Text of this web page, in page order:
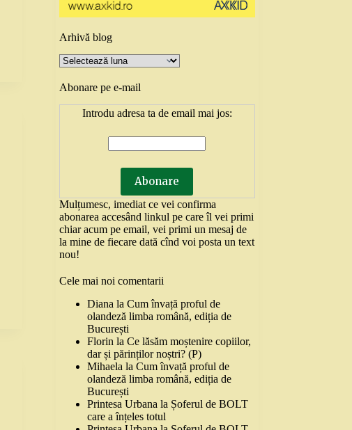
Arhivă blog
Arhivă
blog
Abonare pe e-mail
Introdu adresa ta de email mai jos:
Mulțumesc, imediat ce vei confirma
abonarea accesând linkul pe care îl vei primi
chiar acum pe email, vei primi un mesaj de
la mine de fiecare dată cînd voi posta un text
nou!
Cele mai noi comentarii
Diana laCum învață proful de
olandeză limba română, ediția de
București
Florin laCe lăsăm moștenire copiilor,
dar și părinților noștri? (P)
Mihaela laCum învață proful de
olandeză limba română, ediția de
București
Printesa Urbana la Șoferul de BOLT
care a înțeles totul